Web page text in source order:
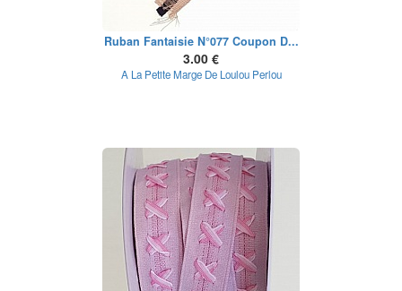
Ruban Fantaisie N°077 Coupon D...
3.00 €
A La Petite Marge De Loulou Perlou